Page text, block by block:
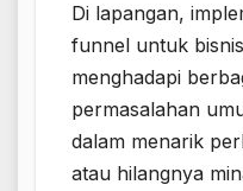
Di lapangan,
funnel untuk
menghadapi
permasalahan
dalam menarik
atau hilangnya